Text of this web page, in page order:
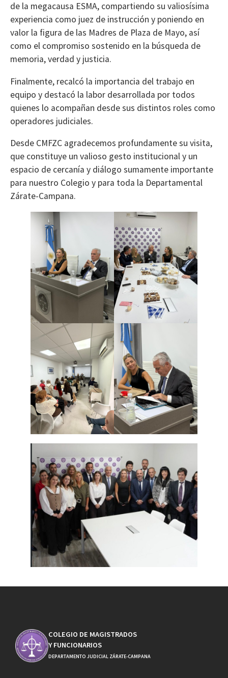
de la megacausa ESMA, compartiendo su valiosísima
experiencia como juez de instrucción y poniendo en
valor la figura de las Madres de Plaza de Mayo, así
como el compromiso sostenido en la búsqueda de
memoria, verdad y justicia.
Finalmente, recalcó la importancia del trabajo en
equipo y destacó la labor desarrollada por todos
quienes lo acompañan desde sus distintos roles como
operadores judiciales.
Desde CMFZC agradecemos profundamente su visita,
que constituye un valioso gesto institucional y un
espacio de cercanía y diálogo sumamente importante
para nuestro Colegio y para toda la Departamental
Zárate-Campana.
COLEGIO DE MAGISTRADOS
Y FUNCIONARIOS
DEPARTAMENTO JUDICIAL ZÁRATE-CAMPANA